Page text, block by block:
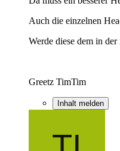
Auch die einzelnen
Werde diese dem in der
Greetz TimTim
Inhalt melden